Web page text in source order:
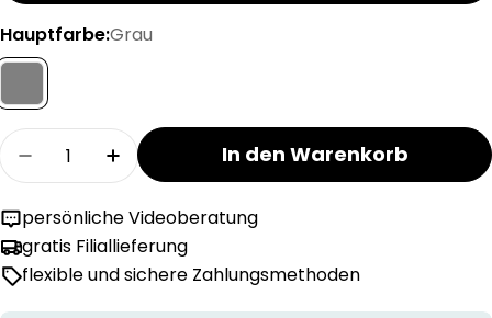
Hauptfarbe:Grau
Menge
Menge für ANDRIN Papiertischset verringern
Menge für ANDRIN Papiertischset
In den Warenkorb
persönliche Videoberatung
gratis Filiallieferung
flexible und sichere Zahlungsmethoden